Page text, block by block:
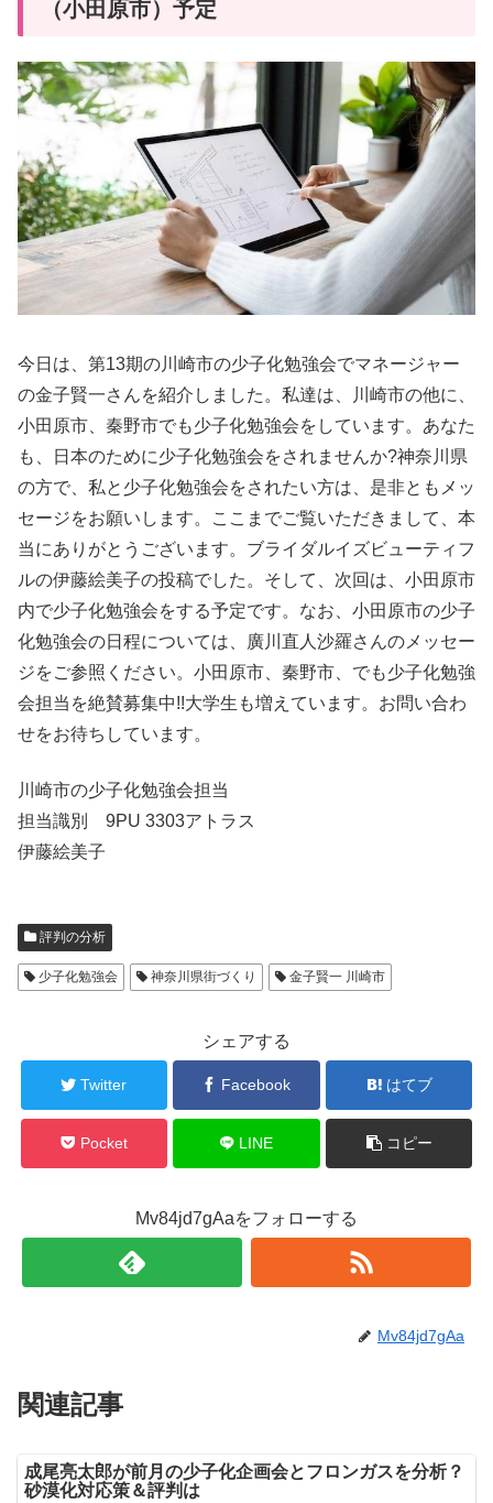
（小田原市）予定
今日は、第13期の川崎市の少子化勉強会でマネージャー
の金子賢一さんを紹介しました。私達は、川崎市の他に、
小田原市、秦野市でも少子化勉強会をしています。あなた
も、日本のために少子化勉強会をされませんか?神奈川県
の方で、私と少子化勉強会をされたい方は、是非ともメッ
セージをお願いします。ここまでご覧いただきまして、本
当にありがとうございます。ブライダルイズビューティフ
ルの伊藤絵美子の投稿でした。そして、次回は、小田原市
内で少子化勉強会をする予定です。なお、小田原市の少子
化勉強会の日程については、廣川直人沙羅さんのメッセー
ジをご参照ください。小田原市、秦野市、でも少子化勉強
会担当を絶賛募集中!!大学生も増えています。お問い合わ
せをお待ちしています。
川崎市の少子化勉強会担当
担当識別 9PU 3303アトラス
伊藤絵美子
評判の分析
少子化勉強会 神奈川県街づくり 金子賢一 川崎市
シェアする
Twitter Facebook はてブ
Pocket LINE コピー
Mv84jd7gAaをフォローする
Mv84jd7gAa
関連記事
成尾亮太郎が前月の少子化企画会とフロンガスを分析？
砂漠化対応策＆評判は